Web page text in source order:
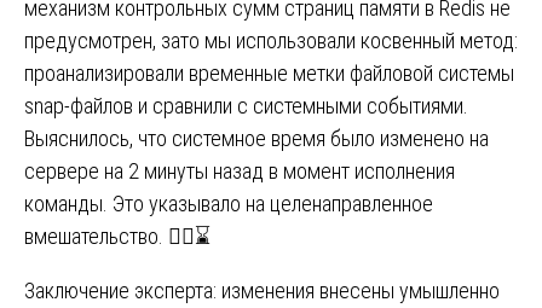
механизм контрольных сумм страниц памяти в Redis не
предусмотрен, зато мы использовали косвенный метод:
проанализировали временные метки файловой системы
snap-файлов и сравнили с системными событиями.
Выяснилось, что системное время было изменено на
сервере на 2 минуты назад в момент исполнения
команды. Это указывало на целенаправленное
вмешательство. 🕵️‍♂️⌛
Заключение эксперта: изменения внесены умышленно